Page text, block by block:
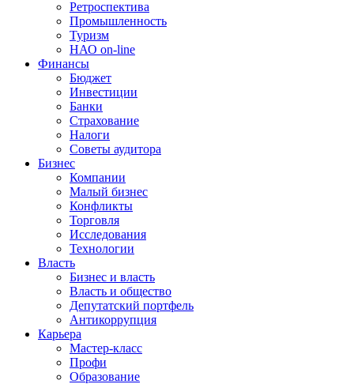
Ретроспектива
Промышленность
Туризм
НАО on-line
Финансы
Бюджет
Инвестиции
Банки
Страхование
Налоги
Советы аудитора
Бизнес
Компании
Малый бизнес
Конфликты
Торговля
Исследования
Технологии
Власть
Бизнес и власть
Власть и общество
Депутатский портфель
Антикоррупция
Карьера
Мастер-класс
Профи
Образование